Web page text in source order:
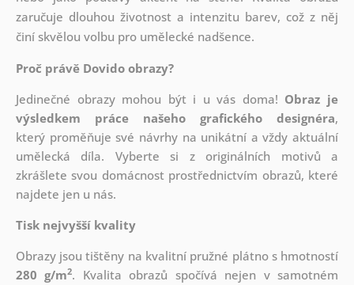
zaručuje dlouhou životnost a intenzitu barev, což z něj
činí skvělou volbu pro umělecké nadšence.
Proč právě Dovido obrazy?
Jedinečné obrazy mohou být i u vás doma! Obraz je
výsledkem práce našeho grafického designéra,
který proměňuje své návrhy na unikátní a vždy aktuální
umělecká díla. Vyberte si z originálních motivů a
zkrášlete svou domácnost prostřednictvím obrazů, které
najdete jen u nás.
Tisk nejvyšší kvality
Obrazy jsou tištěny na kvalitní pružné plátno s hmotností
280 g/m2. Kvalita obrazů spočívá nejen v samotném